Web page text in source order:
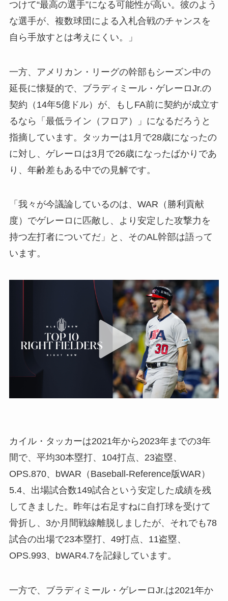
つけて“最高の選手”になる可能性が高い。彼のよう
な選手が、複数球団による入札合戦のチャンスを
自ら手放すとは考えにくい。」
一方、アメリカン・リーグの幹部もシーズン中の
延長に懐疑的で、ブラディミール・ゲレーロJr.の
契約（14年5億ドル）が、もしFA前に契約が成立す
るなら「最低ライン（フロア）」になるだろうと
指摘しています。タッカーは1月で28歳になったの
に対し、ゲレーロは3月で26歳になったばかりであ
り、年齢差もある中での見解です。
「我々が今議論しているのは、WAR（勝利貢献
度）でゲレーロに匹敵し、より安定した攻撃力を
持つ左打者についてだ」と、そのAL幹部は語って
います。
カイル・タッカーは2021年から2023年までの3年
間で、平均30本塁打、104打点、23盗塁、
OPS.870、bWAR（Baseball-Reference版WAR）
5.4、出場試合数149試合という安定した成績を残
してきました。昨年は右足すねに自打球を受けて
骨折し、3か月間戦線離脱しましたが、それでも78
試合の出場で23本塁打、49打点、11盗塁、
OPS.993、bWAR4.7を記録しています。
一方で、ブラディミール・ゲレーロJr.は2021年か